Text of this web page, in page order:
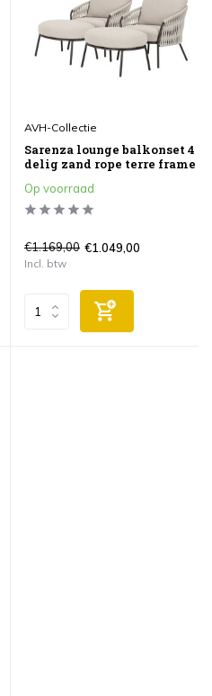
AVH-Collectie
Sarenza lounge balkonset 4
delig zand rope terre frame
Op voorraad
€1.169,00 €1.049,00
Incl. btw